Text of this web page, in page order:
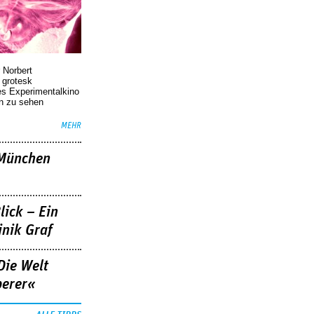
Experimentalkino
zu sehen
MEHR
– Ein
Graf
Welt